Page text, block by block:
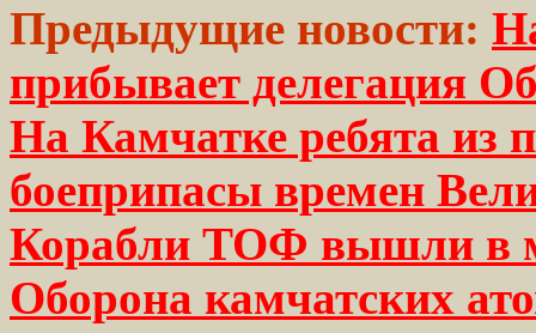
Предыдущие новости:
прибывает делегация
На Камчатке ребята из
боеприпасы времен
Корабли ТОФ вышли в
Оборона камчатских